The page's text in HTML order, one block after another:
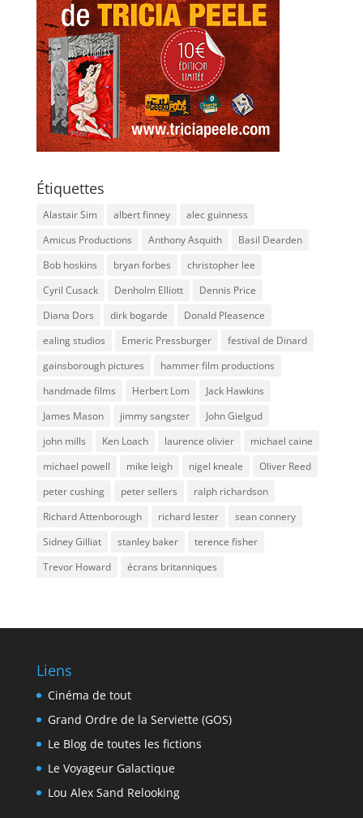
Étiquettes
Alastair Sim albert finney
alec guinness
Amicus Productions
Anthony Asquith
Basil Dearden
Bob hoskins
bryan forbes
christopher lee
Cyril Cusack
Denholm Elliott
Dennis Price
Diana Dors
dirk bogarde
Donald Pleasence
ealing studios
Emeric Pressburger
festival de Dinard
gainsborough pictures
hammer film productions
handmade films
Herbert Lom
Jack Hawkins
James Mason
jimmy sangster
John Gielgud
john mills
Ken Loach laurence olivier
michael caine
michael powell
mike leigh nigel kneale
Oliver Reed
peter cushing
peter sellers
ralph richardson
Richard Attenborough
richard lester
sean connery
Sidney Gilliat
stanley baker
terence fisher
Trevor Howard
écrans britanniques
Liens
Cinéma de tout
Grand Ordre de la Serviette (GOS)
Le Blog de toutes les fictions
Le Voyageur Galactique
Lou Alex Sand Relooking